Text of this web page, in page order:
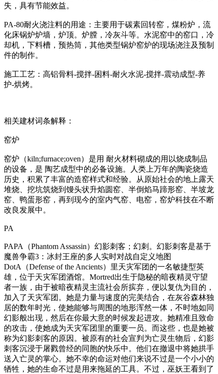
失，具有节能效益。
PA-80耐火浇注料的用途：主要用于碳素回转窑，煤粉炉，流
化床锅炉炉墙，炉顶。炉膛，冷灰斗等。水泥窑中的窑口，冷
却机，下料槽，预热筒，其他类型锅炉窑炉的现场浇注及预制
件的制作。
施工工艺：高铝骨料-搅拌-困料-耐火水泥-搅拌-震动成型-养
护-烘烤。
相关建材词条解释：
窑炉
窑炉（kiln;furnace;oven）是用 耐火材料砌成的用以烧成制品
的设备，是 陶艺成型中的必备设施。人类上万年的陶瓷烧造
历史，积累了丰富的造窑样式和经验。从原始社会的地上露天
堆烧、挖坑筑烧到馒头状升焰圆窑、半倒焰马蹄形窑、半坡龙
窑、鸭蛋形窑，再到现今的室内气窑、电窑，窑炉科技在不断
改良发展中。
PA
PAPA（Phantom Assassin）幻影刺客；幻刺。幻影刺客是基于
魔兽争霸3：冰封王座的多人实时对战自定义地图
DotA（Defense of the Ancients）里天灾军团的一名敏捷型英
雄，位于天灾军团酒馆。Mortred出生于隐秘的暗夜精灵守望
者一族，由于被暗夜精灵主流社会所摈弃，便以复仇为目的，
加入了天灾军团。她是力量与速度的完美结合，在灰谷森林独
居的数年时光，使她能够与周围的地形浑然一体，不时地如同
幻影般出现，然后在你最大意的时候发起进攻。她精准且致命
的攻击，使她成为天灾军团里的重要一员。而这些，也是她被
称为幻影刺客的原因。被原有的社会宣判为亡灵生物后，幻影
刺客沉浸于屠戮曾经的同胞的快乐中。他们在撤退中将她拱手
送入亡灵的掌心。她不幸的命运对他们来说不过是一个小小的
牺牲，她的生命不过是用来拖延的工具。不过，巫妖王看到了